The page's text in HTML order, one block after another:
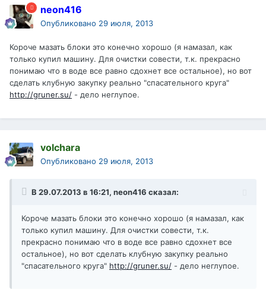
neon416
Опубликовано 29 июля, 2013
Короче мазать блоки это конечно хорошо (я намазал, как
только купил машину. Для очистки совести, т.к. прекрасно
понимаю что в воде все равно сдохнет все остальное), но вот
сделать клубную закупку реально "спасательного круга"
http://gruner.su/ - дело неглупое.
volchara
Опубликовано 29 июля, 2013
В 29.07.2013 в 16:21, neon416 сказал:
Короче мазать блоки это конечно хорошо (я намазал, как
только купил машину. Для очистки совести, т.к.
прекрасно понимаю что в воде все равно сдохнет все
остальное), но вот сделать клубную закупку реально
"спасательного круга" http://gruner.su/ - дело неглупое.